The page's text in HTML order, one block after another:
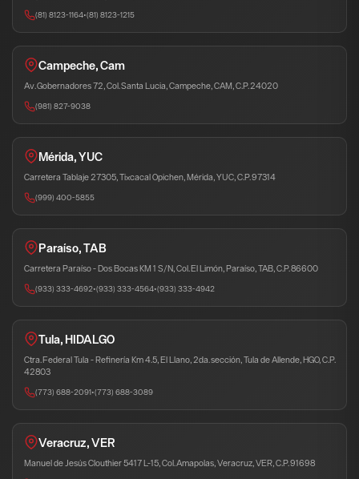
(81) 8123-1164•(81) 8123-1215
Campeche, Cam
Av. Gobernadores 72, Col. Santa Lucia, Campeche, CAM, C.P. 24020
(981) 827-9038
Mérida, YUC
Carretera Tablaje 27305, Tixcacal Opichen, Mérida, YUC, C.P. 97314
(999) 400-5855
Paraíso, TAB
Carretera Paraíso - Dos Bocas KM 1 S/N, Col. El Limón, Paraíso, TAB, C.P. 86600
(933) 333-4692•(933) 333-4564•(933) 333-4942
Tula, HIDALGO
Ctra. Federal Tula - Refinería Km 4.5, El Llano, 2da. sección, Tula de Allende, HGO, C.P.
42803
(773) 688-2091•(773) 688-3089
Veracruz, VER
Manuel de Jesús Clouthier 5417 L-15, Col. Amapolas, Veracruz, VER, C.P. 91698